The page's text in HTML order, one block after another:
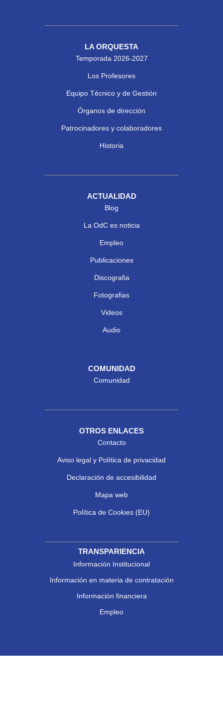
LA ORQUESTA
Temporada 2026-2027
Los Profesores
Equipo Técnico y de Gestión
Órganos de dirección
Patrocinadores y colaboradores
Historia
ACTUALIDAD
Blog
La OdC es noticia
Empleo
Publicaciones
Discografia
Fotografias
Videos
Audio
COMUNIDAD
Comunidad
OTROS ENLACES
Contacto
Aviso legal y Política de privacidad
Declaración de accesibilidad
Mapa web
Política de Cookies (EU)
TRANSPARIENCIA
Información Institucional
Información en materia de contratación
Información financiera
Empleo